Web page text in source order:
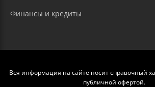
Финансы и кредиты
Вся информация на сайте носит справочный
публичной офертой.